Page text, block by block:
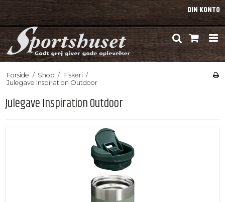
DIN KONTO
Forside / Shop / Fiskeri /
Julegave Inspiration Outdoor
Julegave Inspiration Outdoor